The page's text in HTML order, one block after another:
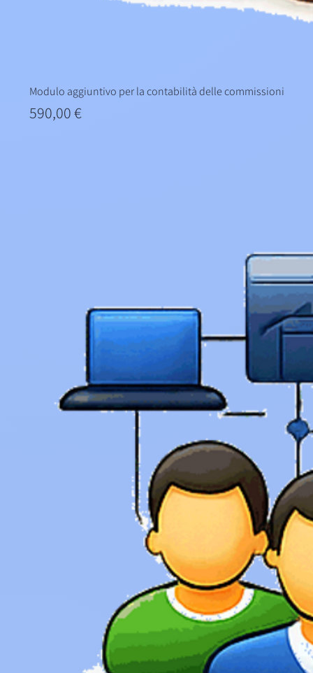
Modulo aggiuntivo per la contabilità delle commissioni
Prezzo
590,00 €